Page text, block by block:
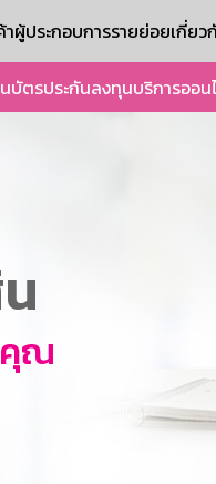
ผู้ประกอบการรายย่อยเกี่ยว
บัตรประกันลงทุนบริการออ
คุณ